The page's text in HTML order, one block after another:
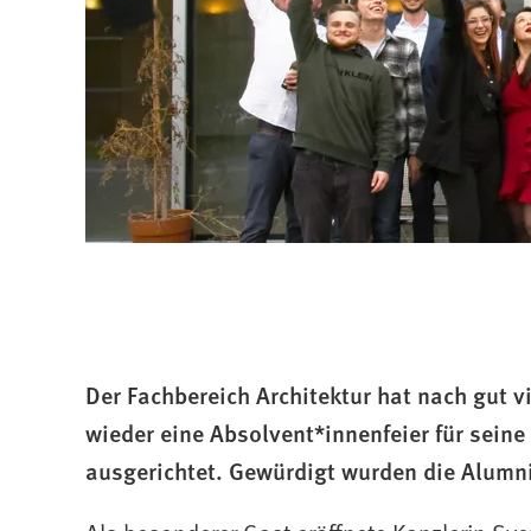
Der Fachbereich Architektur hat nach gut
wieder eine Absolvent*innenfeier für
ausgerichtet. Gewürdigt wurden die